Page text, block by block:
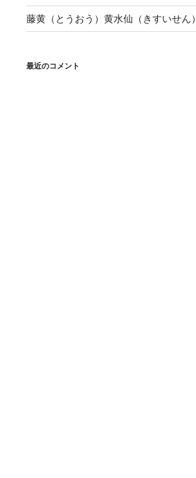
藤黄（とうおう）黄水仙（きすいせん）
最近のコメント